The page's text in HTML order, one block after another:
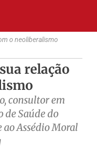
o neoliberalismo
relação
consultor em
de Saúde do
Assédio Moral